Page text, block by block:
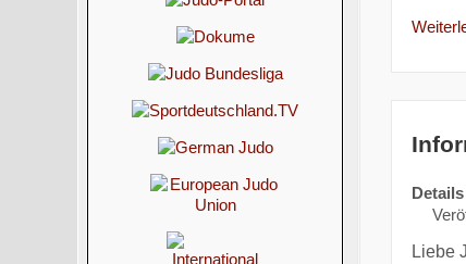
Details
Liebe